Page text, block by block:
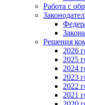
Работа с
Решения
2026
2025
2024
2023
2022
2021